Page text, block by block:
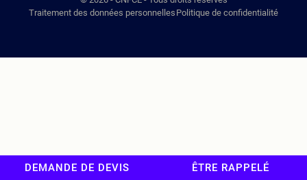
Traitement des données personnelles Politique de confidentialité
DEMANDE DE DEVIS ÊTRE RAPPELÉ